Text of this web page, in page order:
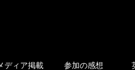
ディア掲載 参加の感想